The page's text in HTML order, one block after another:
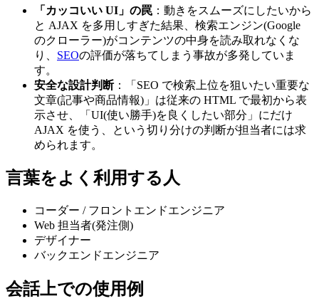
「カッコいい UI」の罠 ：動きをスムーズにしたいから
と AJAX を多用しすぎた結果、検索エンジン(Google
のクローラー)がコンテンツの中身を読み取れなくな
り、 SEOの評価が落ちてしまう事故が多発していま
す。
安全な設計判断：「SEO で検索上位を狙いたい重要な
文章(記事や商品情報)」は従来の HTML で最初から表
示させ、「UI(使い勝手)を良くしたい部分」にだけ
AJAX を使う、という切り分けの判断が担当者には求
められます。
言葉をよく利用する人
コーダー / フロントエンドエンジニア
Web 担当者(発注側)
デザイナー
バックエンドエンジニア
会話上での使用例